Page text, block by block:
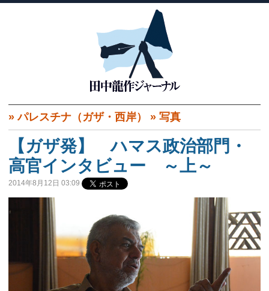
»パレスチナ（ガザ・西岸） » 写真
【ガザ発】 ハマス政治部門・
高官インタビュー ～上～
2014年8月12日 03:09